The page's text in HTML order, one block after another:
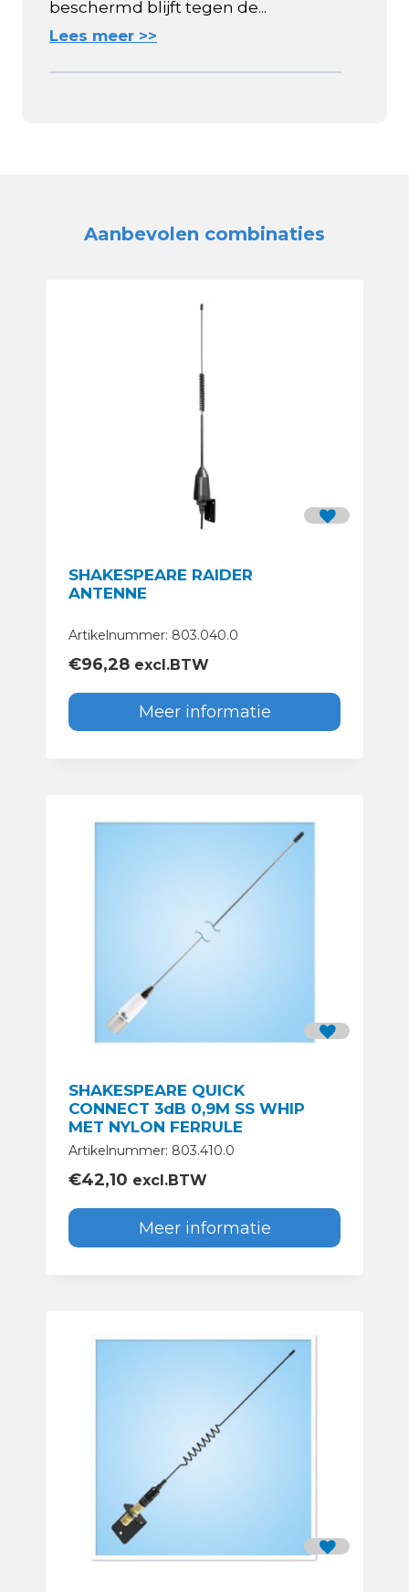
beschermd blijft tegen de...
Lees meer >>
Aanbevolen combinaties
SHAKESPEARE RAIDER
ANTENNE
Artikelnummer: 803.040.0
€96,28 excl.BTW
Meer informatie
SHAKESPEARE QUICK
CONNECT 3dB 0,9M SS WHIP
MET NYLON FERRULE
Artikelnummer: 803.410.0
€42,10 excl.BTW
Meer informatie